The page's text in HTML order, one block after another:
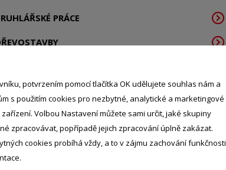
potvrzením pomocí tlačítka OK udělujete souhlas nám a
s použitím cookies pro nezbytné, analytické a marketingové
Volbou Nastavení můžete sami určit, jaké skupiny
zpracovávat, popřípadě jejich zpracování úplně zakázat.
cookies probíhá vždy, a to v zájmu zachování funkčnosti
PRÁCE